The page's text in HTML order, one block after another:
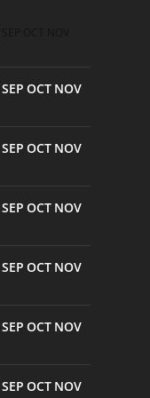
SEP OCT NOV
SEP OCT NOV
SEP OCT NOV
SEP OCT NOV
SEP OCT NOV
SEP OCT NOV